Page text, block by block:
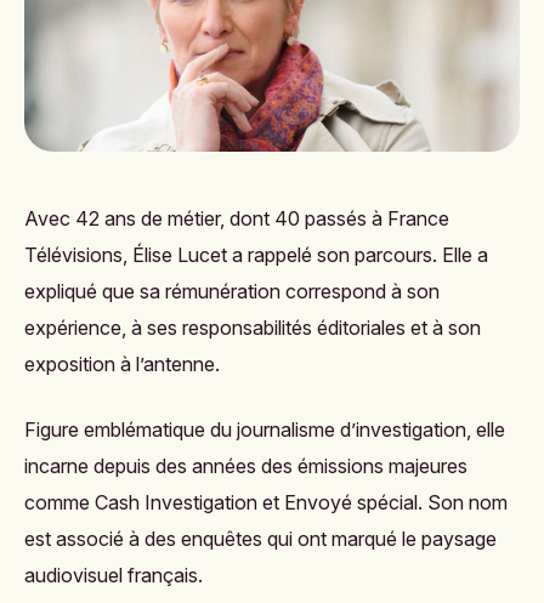
Avec 42 ans de métier, dont 40 passés à France
Télévisions, Élise Lucet a rappelé son parcours. Elle a
expliqué que sa rémunération correspond à son
expérience, à ses responsabilités éditoriales et à son
exposition à l’antenne.
Figure emblématique du journalisme d’investigation, elle
incarne depuis des années des émissions majeures
comme Cash Investigation et Envoyé spécial. Son nom
est associé à des enquêtes qui ont marqué le paysage
audiovisuel français.